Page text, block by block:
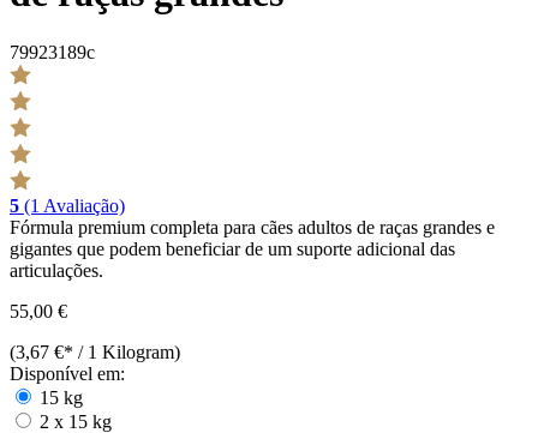
79923189c
5 (1 Avaliação)
Fórmula premium completa para cães adultos de raças grandes e
gigantes que podem beneficiar de um suporte adicional das
articulações.
55,00 €
(3,67 €* / 1 Kilogram)
Disponível em:
15 kg
2 x 15 kg